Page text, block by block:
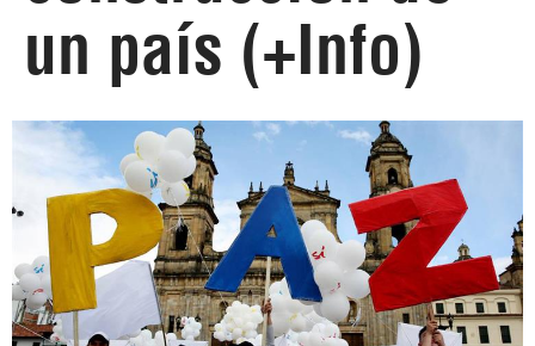
un país (+Info)